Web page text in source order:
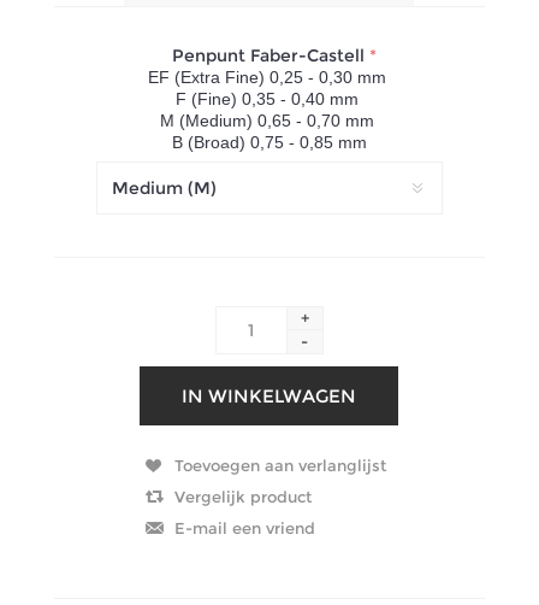
Penpunt Faber-Castell *
EF (Extra Fine) 0,25 - 0,30 mm
F (Fine) 0,35 - 0,40 mm
M (Medium) 0,65 - 0,70 mm
B (Broad) 0,75 - 0,85 mm
+
-